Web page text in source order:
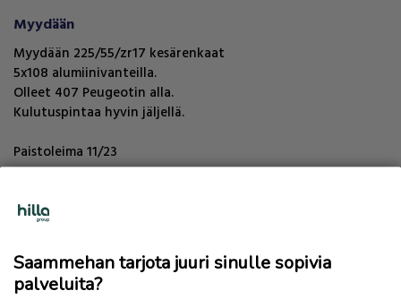
Myydään
Myydään 225/55/zr17 kesärenkaat
5x108 alumiinivanteilla.
Olleet 407 Peugeotin alla.
Kulutuspintaa hyvin jäljellä.
Paistoleima 11/23
Nouto kokkolasta
Saammehan tarjota juuri sinulle sopivia
palveluita?